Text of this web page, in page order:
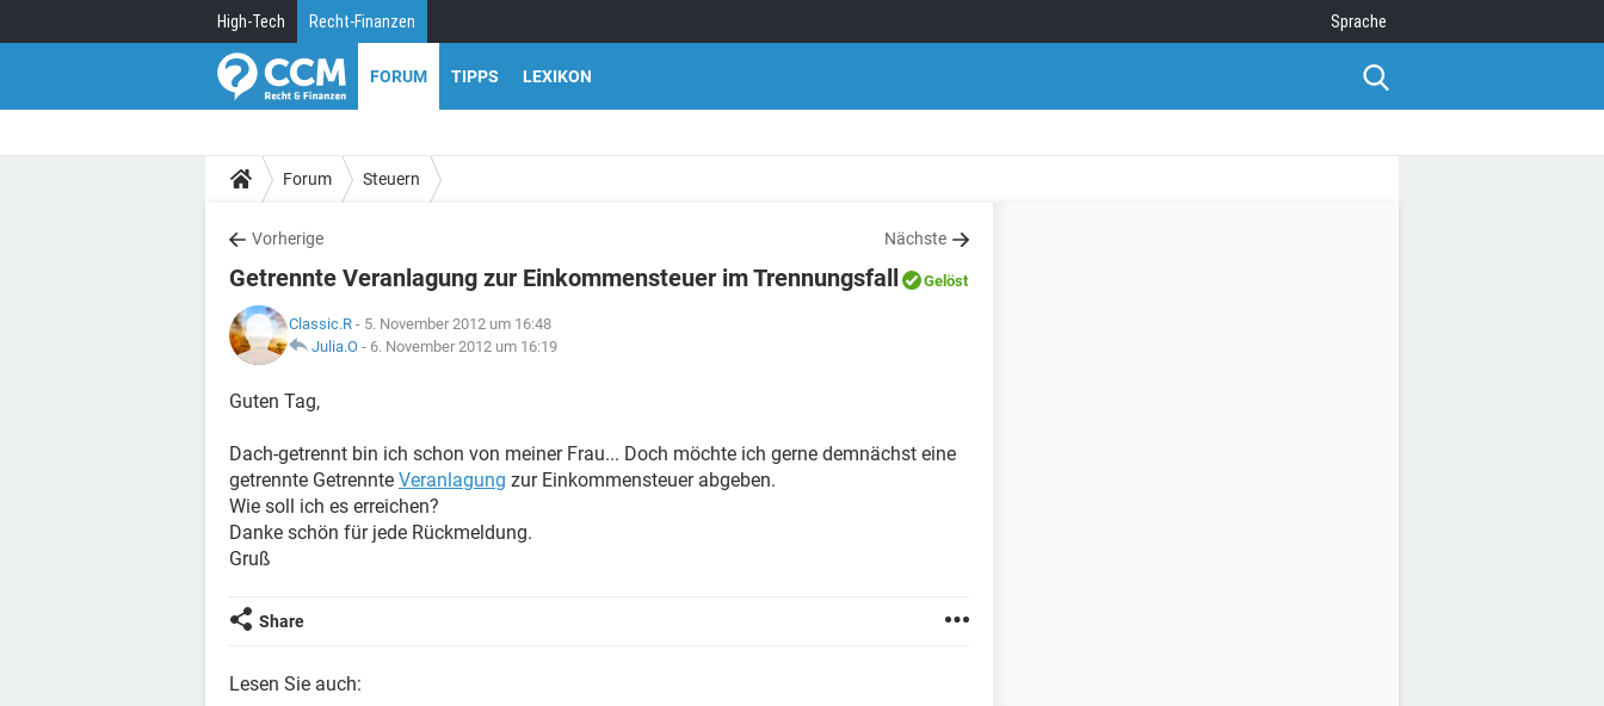
High-Tech Recht-Finanzen Sprache
FORUM TIPPS LEXIKON
Forum Steuern
Vorherige Nächste
Getrennte Veranlagung zur Einkommensteuer im Trennungsfall Gelöst
Classic.R - 5. November 2012 um 16:48
Julia.O - 6. November 2012 um 16:19
Guten Tag,
Dach-getrennt bin ich schon von meiner Frau... Doch möchte ich gerne demnächst eine
getrennte Getrennte Veranlagung zur Einkommensteuer abgeben.
Wie soll ich es erreichen?
Danke schön für jede Rückmeldung.
Gruß
Share
Lesen Sie auch: